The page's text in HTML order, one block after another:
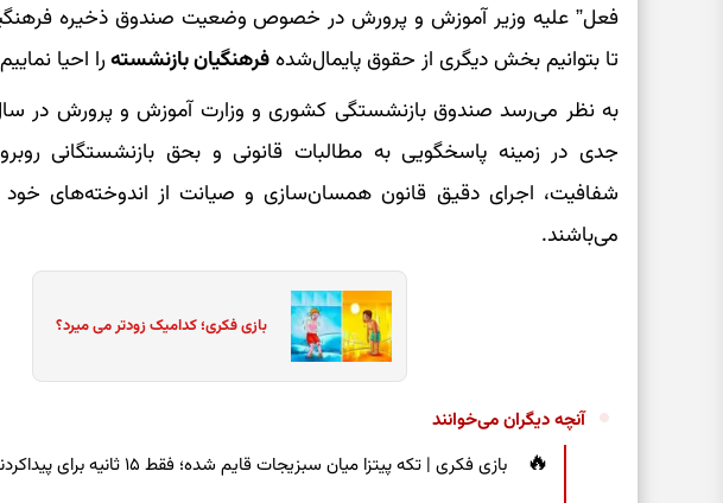
فعل” علیه وزیر آموزش و پرورش در خصوص وضعیت صندوق ذخیره
تا بتوانیم بخش دیگری از حقوق پایمال‌شدهفرهنگیان بازنشستهرا احیا
جدی در زمینه پاسخگویی به مطالبات قانونی و بحق بازنشستگانی
شفافیت، اجرای دقیق قانون همسان‌سازی و صیانت از اندوخته‌های
می‌باشند.
بازی فکری؛ کدامیک زودتر می میرد؟
آنچه دیگران می‌خوانند
بازی فکری | تکه پیتزا میان سبزیجات قایم شده؛ فقط ۱۵ ثانیه برای پیداکردنش وقت دارید